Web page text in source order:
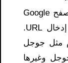
انتقل إلى قسم التطبيقات في متصفح Google
Chrome، الموجود أسفل شريط إدخال URL.
مثل جوجل
وغيرها